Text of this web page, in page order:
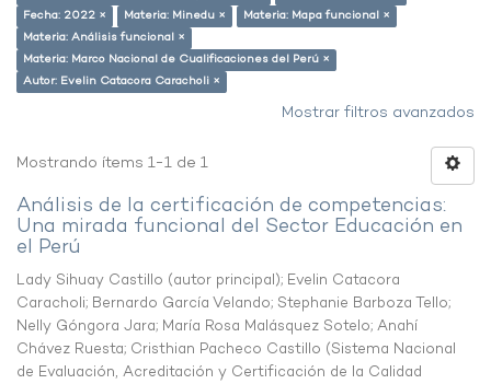
Fecha: 2022 ×
Materia: Minedu ×
Materia: Mapa funcional ×
Materia: Análisis funcional ×
Materia: Marco Nacional de Cualificaciones del Perú ×
Autor: Evelin Catacora Caracholi ×
Mostrar filtros avanzados
Mostrando ítems 1-1 de 1
Análisis de la certificación de competencias:
Una mirada funcional del Sector Educación en
el Perú
Lady Sihuay Castillo (autor principal); Evelin Catacora
Caracholi; Bernardo García Velando; Stephanie Barboza Tello;
Nelly Góngora Jara; María Rosa Malásquez Sotelo; Anahí
Chávez Ruesta; Cristhian Pacheco Castillo (Sistema Nacional
de Evaluación, Acreditación y Certificación de la Calidad